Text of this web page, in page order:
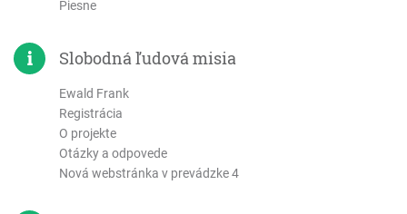
Piesne
Slobodná ľudová misia
Ewald Frank
Registrácia
O projekte
Otázky a odpovede
Nová webstránka v prevádzke 4